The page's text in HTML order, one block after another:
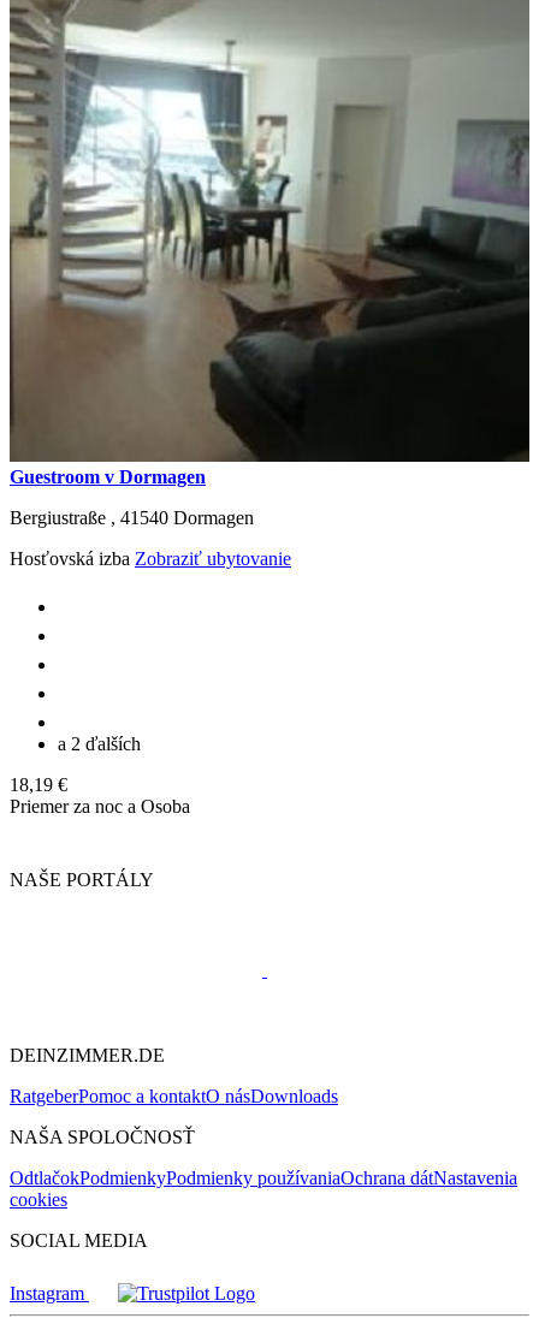
Guestroom v Dormagen
Bergiustraße , 41540 Dormagen
Hosťovská izba Zobraziť ubytovanie
a 2 ďalších
18,19 €
Priemer za noc a Osoba
NAŠE PORTÁLY
DEINZIMMER.DE
RatgeberPomoc a kontaktO násDownloads
NAŠA SPOLOČNOSŤ
OdtlačokPodmienkyPodmienky používaniaOchrana dátNastavenia
cookies
SOCIAL MEDIA
Instagram